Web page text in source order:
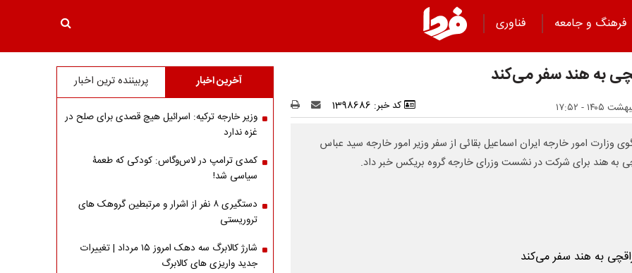
فرهنگ و جامعه
فناوری
به هند سفر می‌کند
کد خبر: 1398686
وزارت امور خارجه ایران اسماعیل بقائی از سفر وزیر امور خارجه سید عباس
به هند برای شرکت در نشست وزرای خارجه گروه بریکس خبر داد.
آخرین اخبار پربیننده ترین اخبار
وزیر خارجه ترکیه: اسرائیل هیچ قصدی برای صلح در
غزه ندارد
کمدی ترامپ در لاس‌وگاس: کودکی که طعمۀ
سیاسی شد!
دستگیری ۸ نفر از اشرار و مرتبطین گروهک های
تروریستی
شارژ کالابرگ سه دهک امروز ۱۵ مرداد | تغییرات
جدید واریزی های کالابرگ